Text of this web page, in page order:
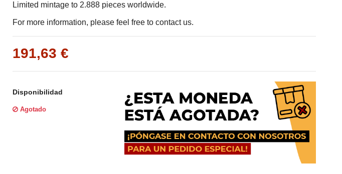
Limited mintage to 2.888 pieces worldwide.
For more information, please feel free to contact us.
191,63 €
Disponibilidad
Agotado